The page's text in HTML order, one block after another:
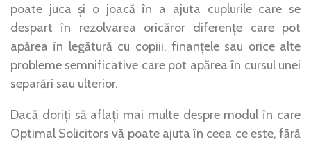
poate juca și o joacă în a ajuta cuplurile care se
despart în rezolvarea oricăror diferențe care pot
apărea în legătură cu copiii, finanțele sau orice alte
probleme semnificative care pot apărea în cursul unei
separări sau ulterior.
Dacă doriți să aflați mai multe despre modul în care
Optimal Solicitors vă poate ajuta în ceea ce este, fără